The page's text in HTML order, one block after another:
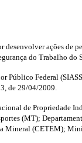
ações
do Trabalho do
Público Federal
de 29/04/2009.
de
(MT);
(CETEM);